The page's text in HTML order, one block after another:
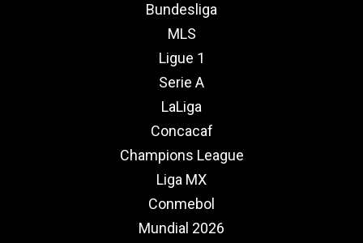
Bundesliga
MLS
Ligue 1
Serie A
LaLiga
Concacaf
Champions League
Liga MX
Conmebol
Mundial 2026